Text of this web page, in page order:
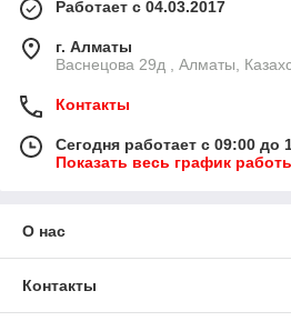
Работает с 04.03.2017
г. Алматы
Васнецова 29д , Алматы,
Контакты
Сегодня работает с 09:00 до
Показать весь график
О нас
Контакты